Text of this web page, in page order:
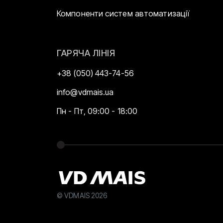
Компоненти систем автоматизації
ГАРЯЧА ЛІНІЯ
+38 (050) 443-74-56
info@vdmais.ua
Пн - Пт, 09:00 - 18:00
© VDMAIS 2026